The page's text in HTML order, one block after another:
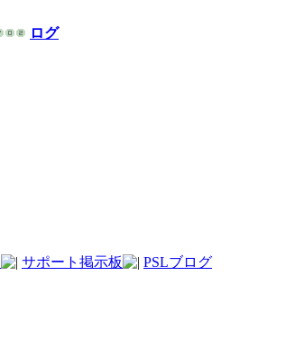
ログ
サポート掲示板 PSLブログ